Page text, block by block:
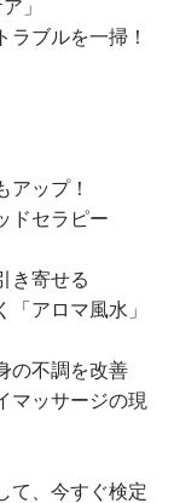
」
ブルを一掃！
アップ！
ドセラピー
き寄せる
アロマ風水」
の不調を改善
マッサージの現
て、今すぐ検定